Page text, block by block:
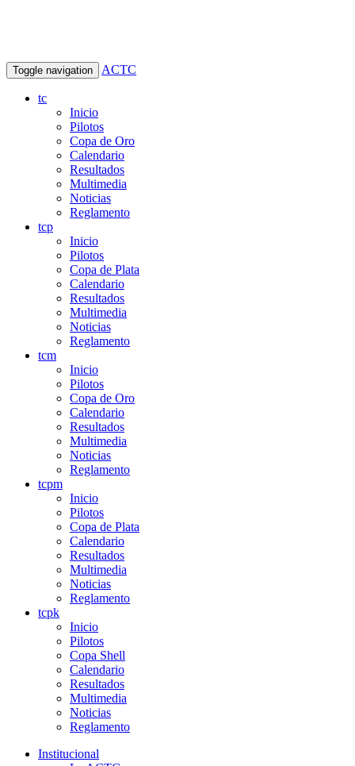
Toggle navigation ACTC
tc
Inicio
Pilotos
Copa de Oro
Calendario
Resultados
Multimedia
Noticias
Reglamento
tcp
Inicio
Pilotos
Copa de Plata
Calendario
Resultados
Multimedia
Noticias
Reglamento
tcm
Inicio
Pilotos
Copa de Oro
Calendario
Resultados
Multimedia
Noticias
Reglamento
tcpm
Inicio
Pilotos
Copa de Plata
Calendario
Resultados
Multimedia
Noticias
Reglamento
tcpk
Inicio
Pilotos
Copa Shell
Calendario
Resultados
Multimedia
Noticias
Reglamento
Institucional